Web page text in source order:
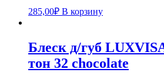
285,00₽ В корзину
Блеск д/губ
тон 32 chocolate